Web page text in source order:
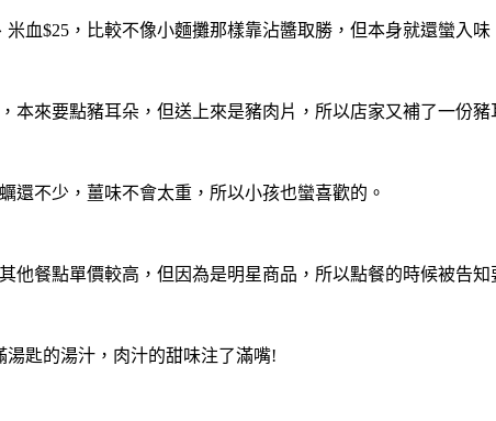
米血$25，比較不像小麵攤那樣靠沾醬取勝，但本身就還蠻入
本來要點豬耳朵，但送上來是豬肉片，所以店家又補了一份豬
還不少，薑味不會太重，所以小孩也蠻喜歡的。
他餐點單價較高，但因為是明星商品，所以點餐的時候被告知
匙的湯汁，肉汁的甜味注了滿嘴!